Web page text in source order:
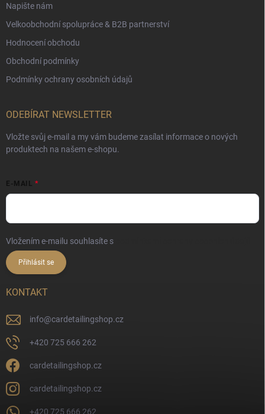
Napište nám
Velkoobchodní spolupráce & B2B partnerství
Hodnocení obchodu
Obchodní podmínky
Podmínky ochrany osobních údajů
ODEBÍRAT NEWSLETTER
Vložte svůj e-mail a my vám budeme zasílat informace o nových
produktech na našem e-shopu.
E-MAIL
Vložením e-mailu souhlasíte s
Přihlásit se
KONTAKT
info@cardetailingshop.cz
+420 725 666 262
cardetailingshop.cz
cardetailingshop.cz
+420 725 666 262